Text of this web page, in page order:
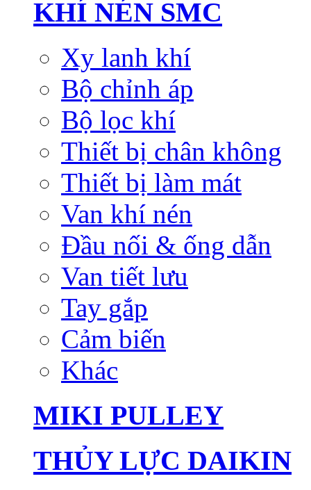
KHÍ NÉN SMC
Xy lanh khí
Bộ chỉnh áp
Bộ lọc khí
Thiết bị chân không
Thiết bị làm mát
Van khí nén
Đầu nối & ống dẫn
Van tiết lưu
Tay gắp
Cảm biến
Khác
MIKI PULLEY
THỦY LỰC DAIKIN